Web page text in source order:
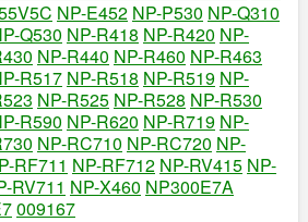
NP-E452 NP-P530 NP-Q310
Q530 NP-R418 NP-R420 NP-
NP-R440 NP-R460 NP-R463
R517 NP-R518 NP-R519 NP-
NP-R525 NP-R528 NP-R530
R590 NP-R620 NP-R719 NP-
NP-RC710 NP-RC720 NP-
RF711 NP-RF712 NP-RV415 NP-
RV711 NP-X460 NP300E7A
009167